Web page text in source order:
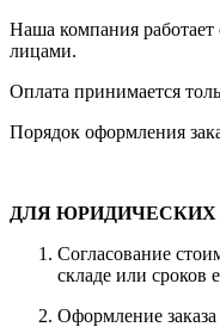
Наша компания
лицами.
Оплата принимается
Порядок оформления
ДЛЯ ЮРИДИЧЕСКИХ
Согласование
складе или сроков
Оформление